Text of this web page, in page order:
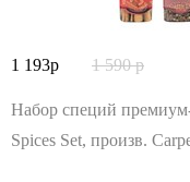
1 193 1 590
Набор специй
Spices Set, произв.